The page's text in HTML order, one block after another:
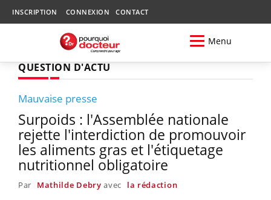
INSCRIPTION CONNEXION CONTACT
Menu
QUESTION D'ACTU
Mauvaise presse
Surpoids : l'Assemblée nationale
rejette l'interdiction de promouvoir
les aliments gras et l'étiquetage
nutritionnel obligatoire
Par Mathilde Debry avec la rédaction